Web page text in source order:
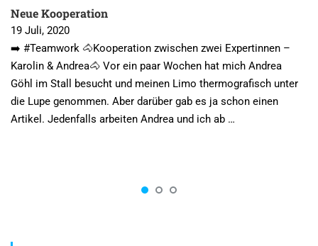
Neue Kooperation
19 Juli, 2020
➡️ #Teamwork 🐴Kooperation zwischen zwei Expertinnen –
Karolin & Andrea🐴 Vor ein paar Wochen hat mich Andrea
Göhl im Stall besucht und meinen Limo thermografisch unter
die Lupe genommen. Aber darüber gab es ja schon einen
Artikel. Jedenfalls arbeiten Andrea und ich ab …